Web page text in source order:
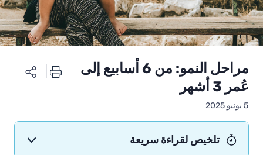
مراحل النمو: من 6 أسابيع إلى
عُمر 3 أشهر
5 يونيو 2025
تلخيص لقراءة سريعة